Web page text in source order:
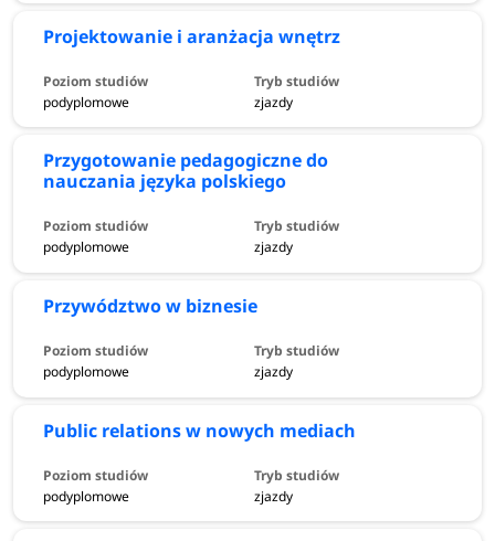
Projektowanie i aranżacja wnętrz
podyplomowe zjazdy
Przygotowanie pedagogiczne do
nauczania języka polskiego
podyplomowe zjazdy
Przywództwo w biznesie
podyplomowe zjazdy
Public relations w nowych mediach
podyplomowe zjazdy